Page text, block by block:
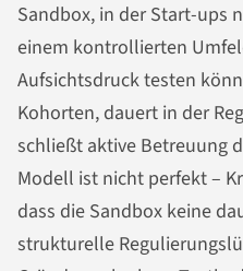
Sandbox, in der Start-ups
einem kontrollierten
Aufsichtsdruck testen
Kohorten, dauert in der
schließt aktive Betreuung
Modell ist nicht perfekt –
dass die Sandbox keine
strukturelle